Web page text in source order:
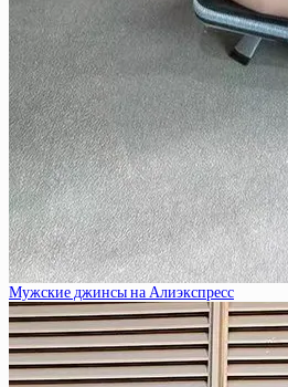
Мужские джинсы на Алиэкспресс